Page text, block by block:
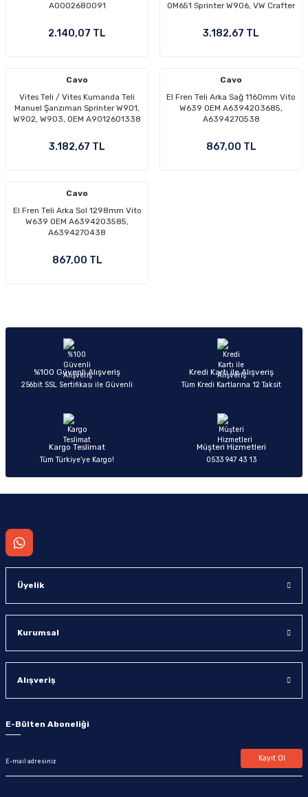
A0002680091
2.140,07 TL
OM651 Sprinter W906, VW Crafter
2E1321308
3.182,67 TL
Cavo
Vites Teli / Vites Kumanda Teli
Manuel Şanzıman Sprinter W901,
W902, W903, OEM A9012601338
3.182,67 TL
Cavo
El Fren Teli Arka Sağ 1160mm Vito
W639 OEM A6394203685,
A6394270538
867,00 TL
Cavo
El Fren Teli Arka Sol 1298mm Vito
W639 OEM A6394203585,
A6394270438
867,00 TL
%100 Güvenli Alışveriş
256bit SSL Sertifikası ile Güvenli
Kredi Kartı ile Alışveriş
Tüm Kredi Kartlarına 12 Taksit
Kargo Teslimat
Tüm Türkiye’ye Kargo!
Müşteri Hizmetleri
0533 947 43 13
Üyelik
Kurumsal
Alışveriş
E-Bülten Aboneliği
Kayıt Ol